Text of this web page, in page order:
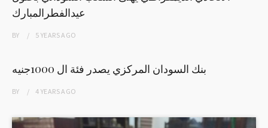
عيدالفطرالمبارك
BY 5 YEARSAGO
بنك السودان المركزي يصدر فئة ال 1000جنيه
BY 4 YEARSAGO